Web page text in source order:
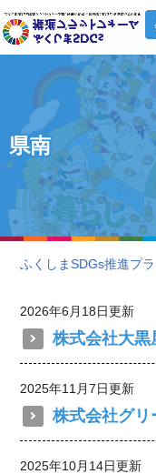
県南
ふくしまSDGs推進プ
2026年6月18日更新
株式会社大黒
2025年11月7日更新
株式会社グリ
2025年10月14日更新